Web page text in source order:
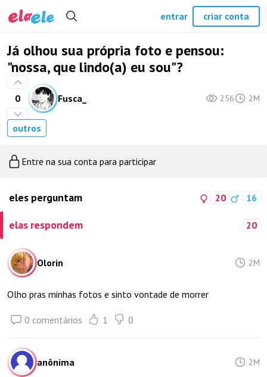
Já olhou sua própria foto e pensou:
"nossa, que lindo(a) eu sou"?
0 Fusca_ 256 2M
outros
Entre na sua conta para participar
eles perguntam 20 16
elas respondem 20
Olorin 2M
Olho pras minhas fotos e sinto vontade de morrer
0 comentários 1 0
anônima 2M
entrar criar conta